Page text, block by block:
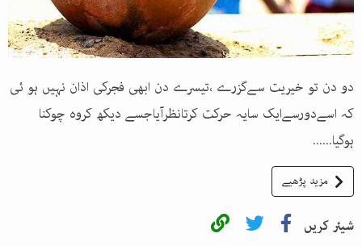
دو دن تو خیریت سےگزرے ،تیسرے دن ابھی فجرکی اذان نہیں ہو ئی
کہ اسےدورسےایک سایہ حرکت کرتانظرآیاجسے دیکھ کروہ چوکنا
ہوگیا......
مزید پڑھیے
شیئر کریں